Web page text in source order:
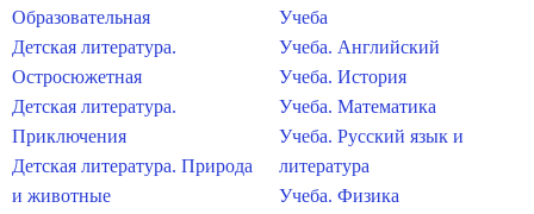
Образовательная
Детская литература.
Остросюжетная
Детская литература.
Приключения
Детская литература. Природа
и животные
Учеба
Учеба. Английский
Учеба. История
Учеба. Математика
Учеба. Русский язык и
литература
Учеба. Физика